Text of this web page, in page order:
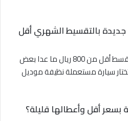
بالتقسيط الشهري أقل
صعب جداً تحصل سيارة جديدة بقسط أقل من 800 ريال ما عدا بعض
تختار سيارة مستعملة نظيفة موديل
أقل وأعطالها قليلة؟